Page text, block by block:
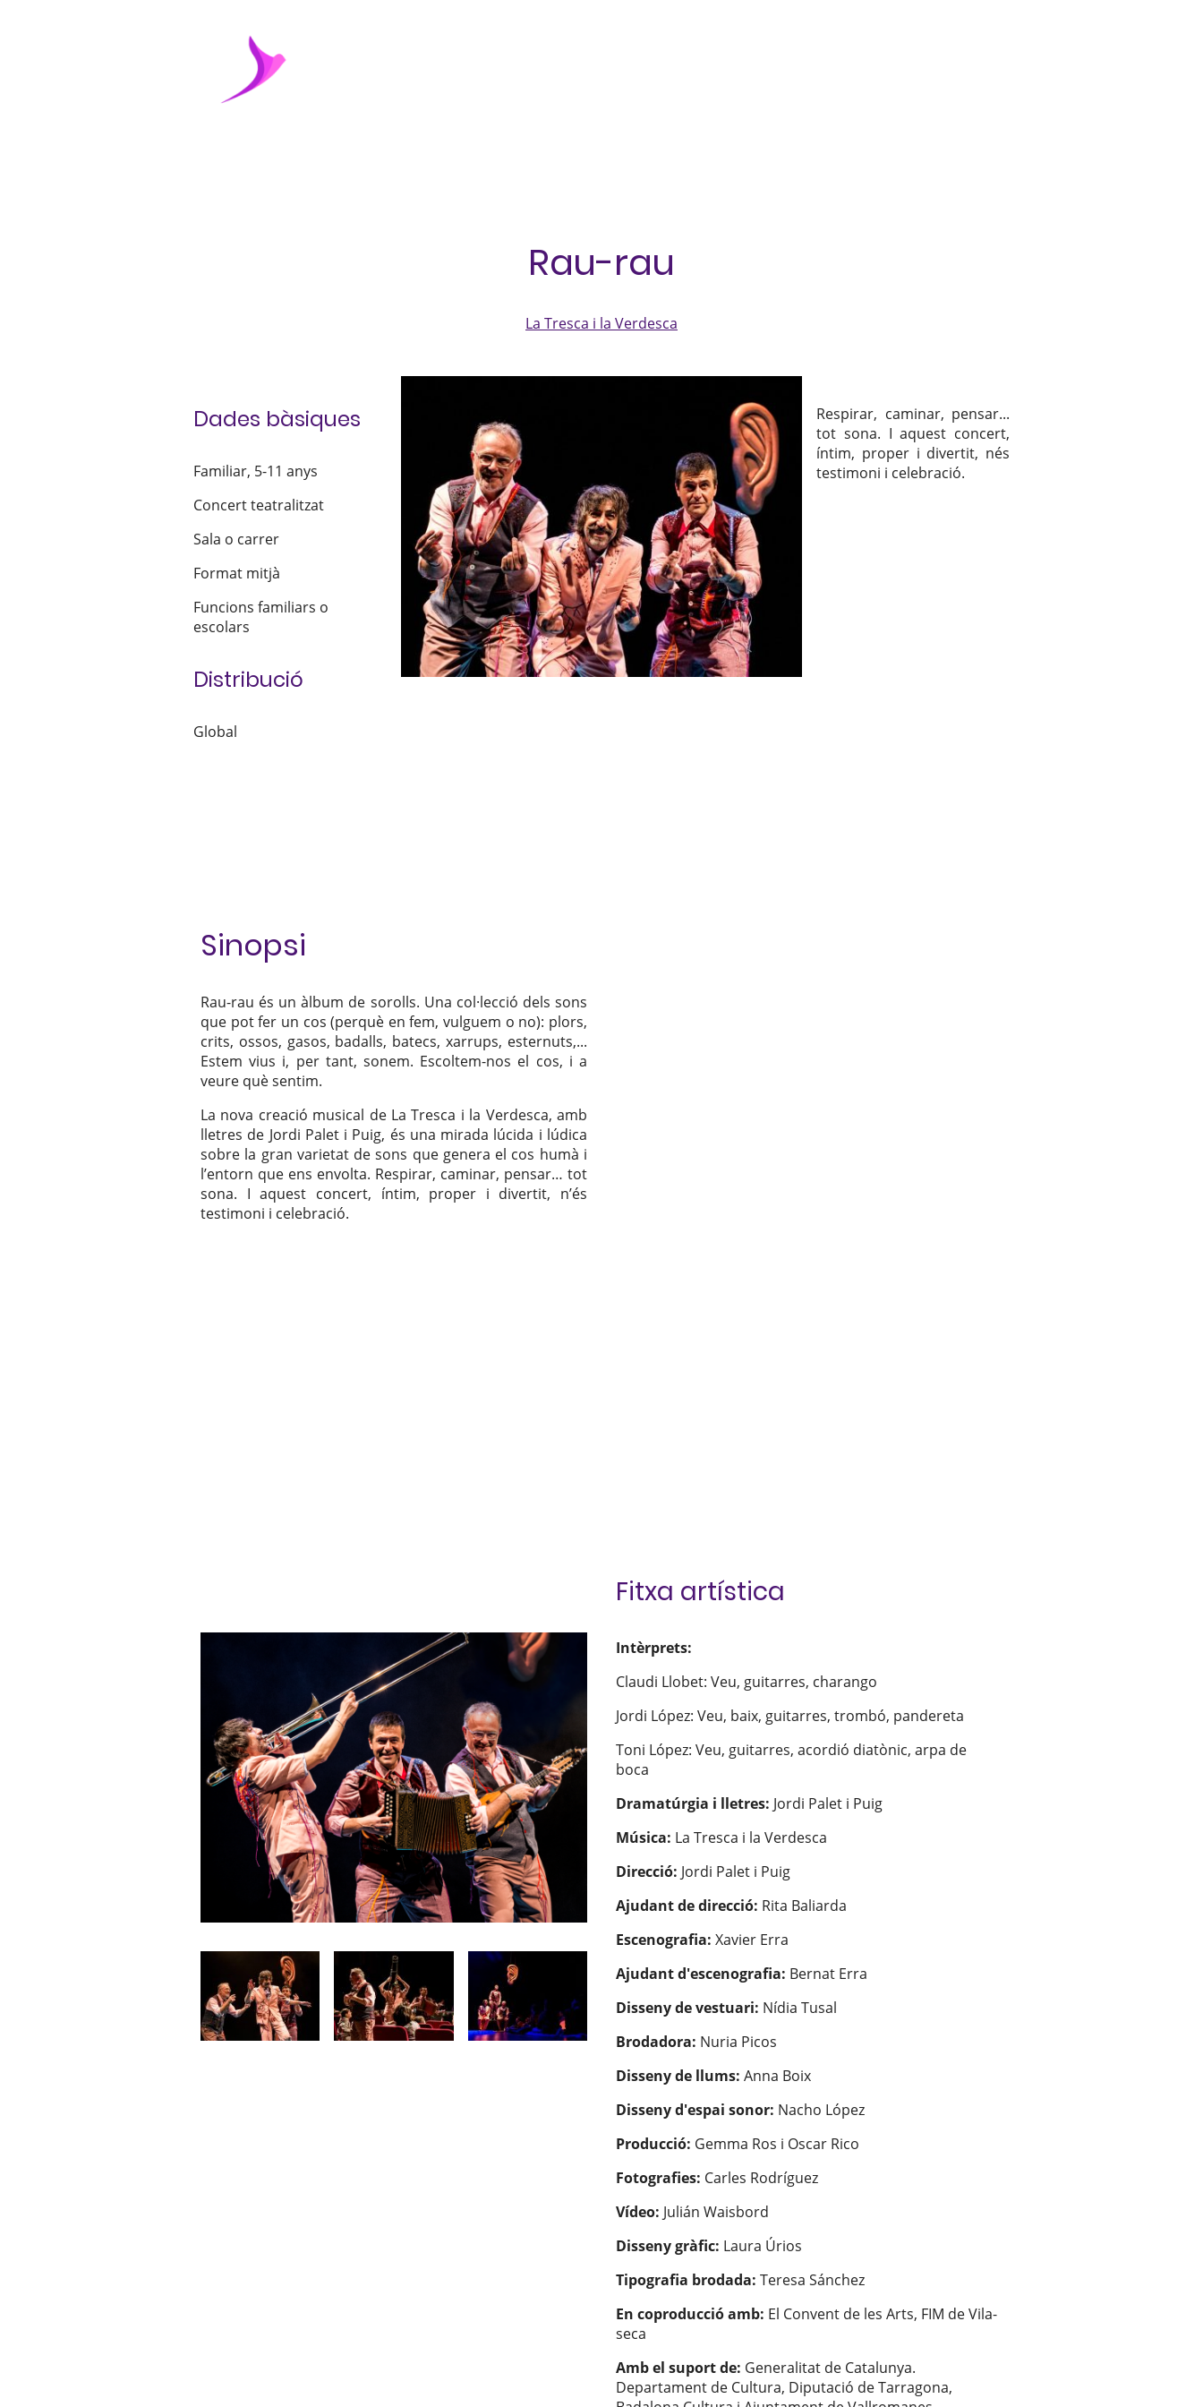
Rau-rau
La Tresca i la Verdesca
Dades bàsiques
Familiar, 5-11 anys
Concert teatralitzat
Sala o carrer
Format mitjà
Funcions familiars o
escolars
Distribució
Global
Respirar, caminar, pensar...
tot sona. I aquest concert,
íntim, proper i divertit, nés
testimoni i celebració.
Sinopsi
Rau-rau és un àlbum de sorolls. Una col·lecció dels sons
que pot fer un cos (perquè en fem, vulguem o no): plors,
crits, ossos, gasos, badalls, batecs, xarrups, esternuts,...
Estem vius i, per tant, sonem. Escoltem-nos el cos, i a
veure què sentim.
La nova creació musical de La Tresca i la Verdesca, amb
lletres de Jordi Palet i Puig, és una mirada lúcida i lúdica
sobre la gran varietat de sons que genera el cos humà i
l’entorn que ens envolta. Respirar, caminar, pensar… tot
sona. I aquest concert, íntim, proper i divertit, n’és
testimoni i celebració.
Fitxa artística
Intèrprets:
Claudi Llobet: Veu, guitarres, charango
Jordi López: Veu, baix, guitarres, trombó, pandereta
Toni López: Veu, guitarres, acordió diatònic, arpa de
boca
Dramatúrgia i lletres: Jordi Palet i Puig
Música: La Tresca i la Verdesca
Direcció: Jordi Palet i Puig
Ajudant de direcció: Rita Baliarda
Escenografia: Xavier Erra
Ajudant d'escenografia: Bernat Erra
Disseny de vestuari: Nídia Tusal
Brodadora: Nuria Picos
Disseny de llums: Anna Boix
Disseny d'espai sonor: Nacho López
Producció: Gemma Ros i Oscar Rico
Fotografies: Carles Rodríguez
Vídeo: Julián Waisbord
Disseny gràfic: Laura Úrios
Tipografia brodada: Teresa Sánchez
En coproducció amb: El Convent de les Arts, FIM de Vila-
seca
Amb el suport de: Generalitat de Catalunya.
Departament de Cultura, Diputació de Tarragona,